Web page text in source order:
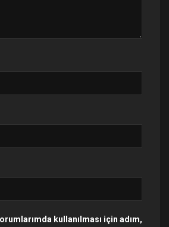
kullanılması için adım,